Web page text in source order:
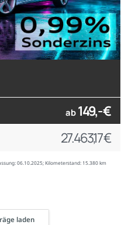
ab 149,- €
27.463,17 €
06.10.2025; Kilometerstand: 15.380 km
laden